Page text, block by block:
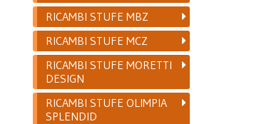
RICAMBI STUFE MBZ
RICAMBI STUFE MCZ
RICAMBI STUFE MORETTI
DESIGN
RICAMBI STUFE OLIMPIA
SPLENDID